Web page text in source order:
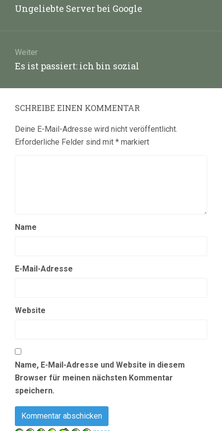
Vorheriger
Ungeliebte Server bei Google
Weiter
Nächster
Es ist passiert: ich bin sozial
SCHREIBE EINEN KOMMENTAR
Deine E-Mail-Adresse wird nicht veröffentlicht.
Erforderliche Felder sind mit * markiert
Name
E-Mail-Adresse
Website
Name, E-Mail-Adresse und Website in diesem
Browser für meinen nächsten Kommentar
speichern.